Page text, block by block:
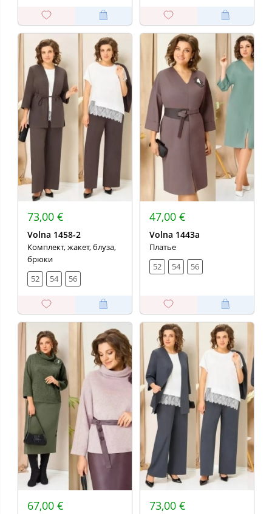
73,00 €
Volna 1458-2
Комплект, жакет, блуза,
брюки
52
54 56
47,00 €
Volna 1443а
Платье
52
54 56
67,00 € 73,00 €